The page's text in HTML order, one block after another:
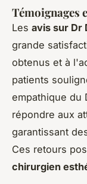
Témoignages
Les avis sur Dr
grande
obtenus et à
patients
empathique du
répondre aux
garantissant
Ces retours
chirurgien